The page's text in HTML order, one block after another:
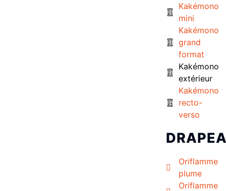
Kakémono
mini
Kakémono
grand
format
Kakémono
extérieur
Kakémono
recto-
verso
Oriflamme
plume
Oriflamme